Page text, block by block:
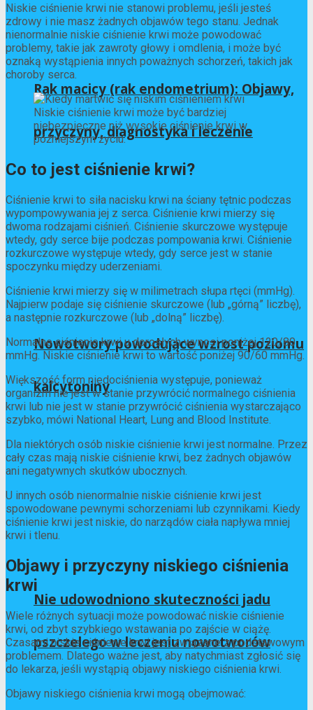
Rak macicy (rak endometrium): Objawy,
przyczyny, diagnostyka i leczenie
Nowotwory powodujące wzrost poziomu
kalcytoniny
Nie udowodniono skuteczności jadu
pszczelego w leczeniu nowotworów
Niskie ciśnienie krwi nie stanowi problemu, jeśli jesteś
zdrowy i nie masz żadnych objawów tego stanu. Jednak
nienormalnie niskie ciśnienie krwi może powodować
problemy, takie jak zawroty głowy i omdlenia, i może być
oznaką wystąpienia innych poważnych schorzeń, takich jak
choroby serca.
Niskie ciśnienie krwi może być bardziej
niebezpieczne niż wysokie ciśnienie krwi w
późniejszym życiu.
Co to jest ciśnienie krwi?
Ciśnienie krwi to siła nacisku krwi na ściany tętnic podczas
wypompowywania jej z serca. Ciśnienie krwi mierzy się
dwoma rodzajami ciśnień. Ciśnienie skurczowe występuje
wtedy, gdy serce bije podczas pompowania krwi. Ciśnienie
rozkurczowe występuje wtedy, gdy serce jest w stanie
spoczynku między uderzeniami.
Ciśnienie krwi mierzy się w milimetrach słupa rtęci (mmHg).
Najpierw podaje się ciśnienie skurczowe (lub „górną” liczbę),
a następnie rozkurczowe (lub „dolną” liczbę).
Normalne ciśnienie krwi u dorosłych wynosi poniżej 120/80
mmHg. Niskie ciśnienie krwi to wartość poniżej 90/60 mmHg.
Większość form niedociśnienia występuje, ponieważ
organizm nie jest w stanie przywrócić normalnego ciśnienia
krwi lub nie jest w stanie przywrócić ciśnienia wystarczająco
szybko, mówi National Heart, Lung and Blood Institute.
Dla niektórych osób niskie ciśnienie krwi jest normalne. Przez
cały czas mają niskie ciśnienie krwi, bez żadnych objawów
ani negatywnych skutków ubocznych.
U innych osób nienormalnie niskie ciśnienie krwi jest
spowodowane pewnymi schorzeniami lub czynnikami. Kiedy
ciśnienie krwi jest niskie, do narządów ciała napływa mniej
krwi i tlenu.
Objawy i przyczyny niskiego ciśnienia
krwi
Wiele różnych sytuacji może powodować niskie ciśnienie
krwi, od zbyt szybkiego wstawania po zajście w ciążę.
Czasami niskie ciśnienie krwi jest związane z podstawowym
problemem. Dlatego ważne jest, aby natychmiast zgłosić się
do lekarza, jeśli wystąpią objawy niskiego ciśnienia krwi.
Objawy niskiego ciśnienia krwi mogą obejmować: